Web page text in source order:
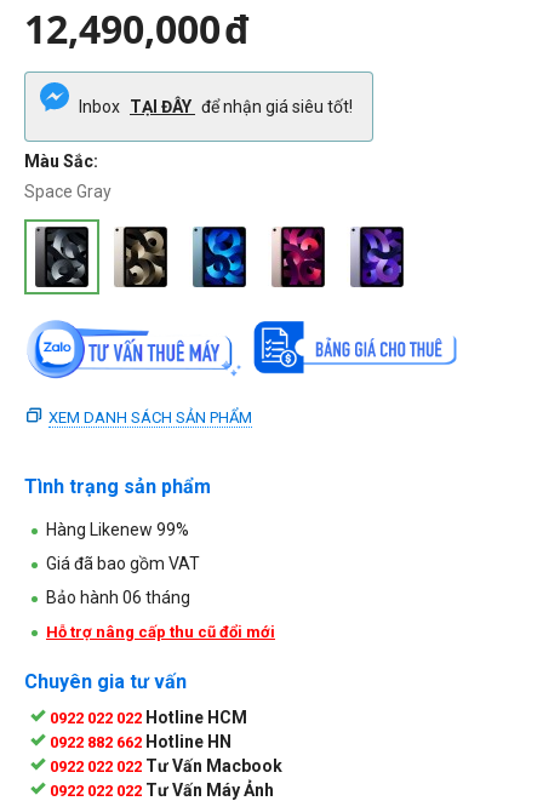
12,490,000đ
Inbox TẠI ĐÂY để nhận giá siêu tốt!
Màu Sắc:
Space Gray
XEM DANH SÁCH SẢN PHẨM
Tình trạng sản phẩm
Hàng Likenew 99%
Giá đã bao gồm VAT
Bảo hành 06 tháng
Hỗ trợ nâng cấp thu cũ đổi mới
Chuyên gia tư vấn
0922 022 022 Hotline HCM
0922 882 662 Hotline HN
0922 022 022 Tư Vấn Macbook
0922 022 022 Tư Vấn Máy Ảnh